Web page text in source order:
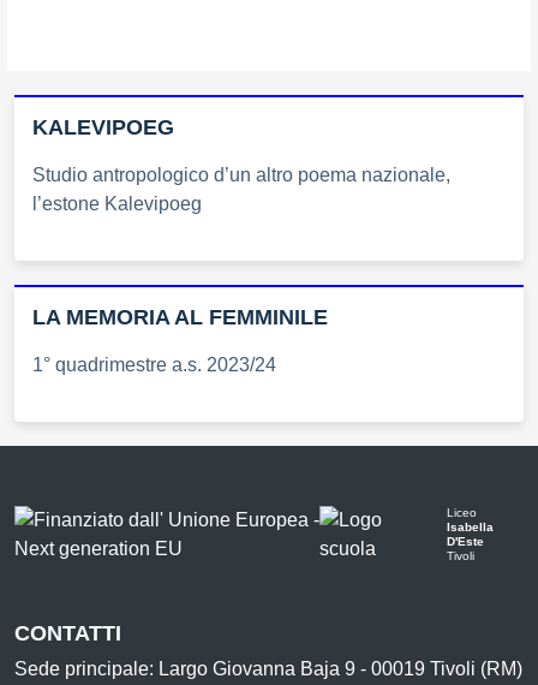
KALEVIPOEG
Studio antropologico d’un altro poema nazionale,
l’estone Kalevipoeg
LA MEMORIA AL FEMMINILE
1° quadrimestre a.s. 2023/24
Liceo
Isabella
D'Este
Tivoli
CONTATTI
Sede principale: Largo Giovanna Baja 9 - 00019 Tivoli (RM)